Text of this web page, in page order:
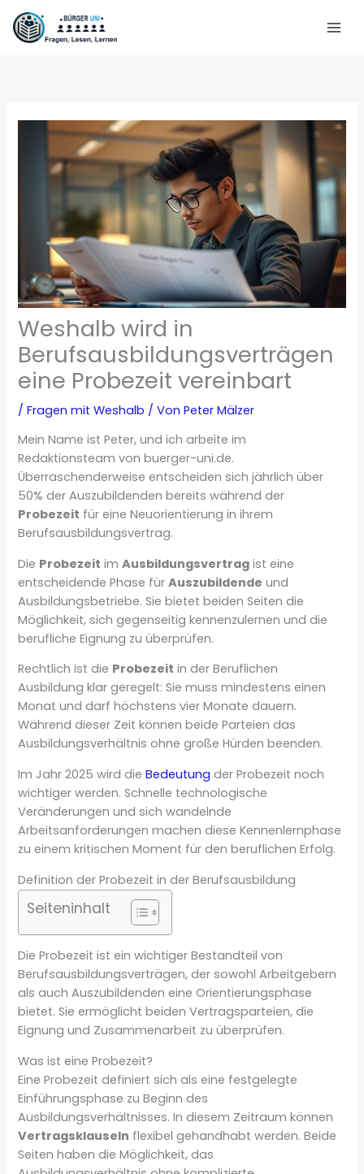
Zum
Inhalt
springen
Weshalb wird in
Berufsausbildungsverträgen
eine Probezeit vereinbart
/Fragen mit Weshalb / VonPeter Mälzer
Mein Name ist Peter, und ich arbeite im
Redaktionsteam von buerger-uni.de.
Überraschenderweise entscheiden sich jährlich über
50% der Auszubildenden bereits während der
Probezeit für eine Neuorientierung in ihrem
Berufsausbildungsvertrag.
Die Probezeit imAusbildungsvertrag ist eine
entscheidende Phase fürAuszubildende und
Ausbildungsbetriebe. Sie bietet beiden Seiten die
Möglichkeit, sich gegenseitig kennenzulernen und die
berufliche Eignung zu überprüfen.
Rechtlich ist die Probezeit in der Beruflichen
Ausbildung klar geregelt: Sie muss mindestens einen
Monat und darf höchstens vier Monate dauern.
Während dieser Zeit können beide Parteien das
Ausbildungsverhältnis ohne große Hürden beenden.
Im Jahr 2025 wird dieBedeutung der Probezeit noch
wichtiger werden. Schnelle technologische
Veränderungen und sich wandelnde
Arbeitsanforderungen machen diese Kennenlernphase
zu einem kritischen Moment für den beruflichen Erfolg.
Definition der Probezeit in der Berufsausbildung
Seiteninhalt
Die Probezeit ist ein wichtiger Bestandteil von
Berufsausbildungsverträgen, der sowohl Arbeitgebern
als auch Auszubildenden eine Orientierungsphase
bietet. Sie ermöglicht beiden Vertragsparteien, die
Eignung und Zusammenarbeit zu überprüfen.
Was ist eine Probezeit?
Eine Probezeit definiert sich als eine festgelegte
Einführungsphase zu Beginn des
Ausbildungsverhältnisses. In diesem Zeitraum können
Vertragsklauseln flexibel gehandhabt werden. Beide
Seiten haben die Möglichkeit, das